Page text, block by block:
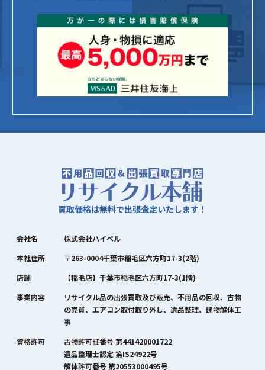
買取価格は無料で出張査定いたします！
会社名
株式会社ハイペル
本社住所
〒263-0004千葉市稲毛区六方町17-3(2階)
店舗
【稲毛店】千葉市稲毛区六方町17-3(1階)
事業内容
リサイクル品の出張買取及び販売、不用品の回収、古物
の売買、エアコン取付取り外し、遺品整理、建物解体工
事
資格許可
古物許可証番号 第441420001722
遺品整理士認定 第IS24922号
解体許可番号 第20553000495号